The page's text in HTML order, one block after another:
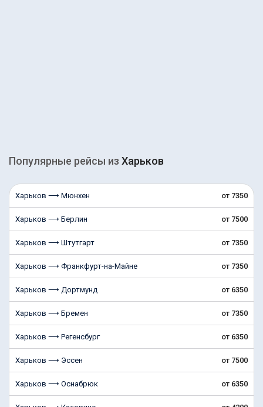
Популярные рейсы из Харьков
Харьков ⟶ Мюнхен от 7350
Харьков ⟶ Берлин от 7500
Харьков ⟶ Штутгарт от 7350
Харьков ⟶ Франкфурт-на-Майне от 7350
Харьков ⟶ Дортмунд от 6350
Харьков ⟶ Бремен от 7350
Харьков ⟶ Регенсбург от 6350
Харьков ⟶ Эссен от 7500
Харьков ⟶ Оснабрюк от 6350